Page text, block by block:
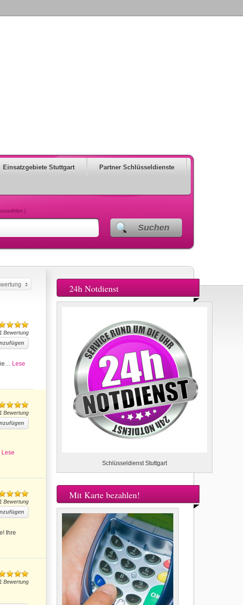
Einsatzgebiete Stuttgart Partner Schlüsseldienste
)
Suchen
1 Bewertung
Lese
1 Bewertung
Lese
1 Bewertung
Ihre
1 Bewertung
24h Notdienst
Schlüsseldienst Stuttgart
Mit Karte bezahlen!